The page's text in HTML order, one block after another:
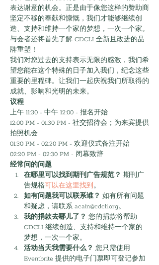
表达谢意的机会。正是由于像您这样的赞助商
坚定不移的奉献和慷慨，我们才能够继续创
造、支持和维持一个家的梦想，一次一个家。
与会者还将首先了解 CDCLI 全新且改进的品
牌重塑！
我们对您过去的支持表示无限的感激，我们希
望您能在这个特殊的日子加入我们，纪念这些
重要的里程碑。让我们一起庆祝我们所取得的
成就、影响和光明的未来。
议程
上午 11:30 - 中午 12:00 - 报名开始
12:00 PM - 01:30 PM - 社交招待会；为来宾提供
拍照机会
01:30 PM - 02:20 PM - 欢迎仪式备注开始
02:20 PM - 02:30 PM - 闭幕致辞
经常问的问题
在哪里可以找到期刊广告规范？ 期刊广
告规格可以在这里找到 。
如有问题我可以联系谁？ 如有所有问题
和疑虑，请联系 acain@cdcli.org。
我的捐款去哪儿了？ 您的捐款将帮助
CDCLI 继续创造、支持和维持一个家的
梦想，一次一个家。
活动当天我需要什么？ 您只需使用
Eventbrite 提供的电子门票即可登记参加